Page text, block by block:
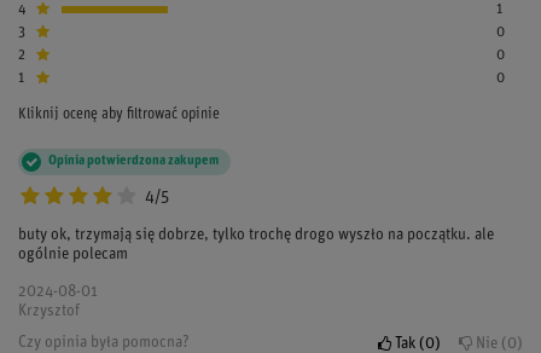
4
1
3
0
2
0
1
0
Kliknij ocenę aby filtrować opinie
4/5
Opinia potwierdzona zakupem
buty ok, trzymają się dobrze, tylko trochę drogo wyszło na początku. ale
ogólnie polecam
2024-08-01
Krzysztof
Czy opinia była pomocna?
Tak 0 Nie 0